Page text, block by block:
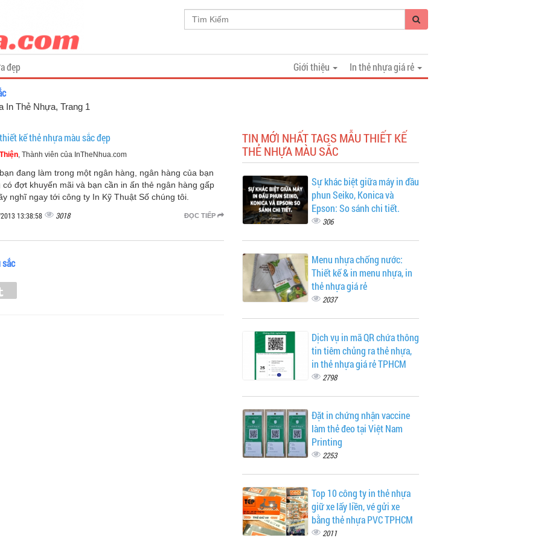
In thẻ nhựa giá rẻ
đẹp
Giới thiệu
In Thẻ Nhựa, Trang 1
kế thẻ nhựa màu sắc đẹp
, Thành viên của InTheNhua.com
đang làm trong một ngân hàng, ngân hàng của bạn
có đợt khuyến mãi và bạn cần in ấn thẻ ngân hàng gấp
nghĩ ngay tới công ty In Kỹ Thuật Số chúng tôi.
ĐỌC TIẾP
13:38:58 3018
TIN MỚI NHẤT TAGS MẪU THIẾT KẾ
THẺ NHỰA MÀU SẮC
Sự khác biệt giữa máy in đầu
phun Seiko, Konica và
Epson: So sánh chi tiết.
306
Menu nhựa chống nước:
Thiết kế & in menu nhựa, in
thẻ nhựa giá rẻ
2037
Dịch vụ in mã QR chứa thông
tin tiêm chủng ra thẻ nhựa,
in thẻ nhựa giá rẻ TPHCM
2798
Đặt in chứng nhận vaccine
làm thẻ đeo tại Việt Nam
Printing
2253
Top 10 công ty in thẻ nhựa
giữ xe lấy liền, vé gửi xe
bằng thẻ nhựa PVC TPHCM
2011